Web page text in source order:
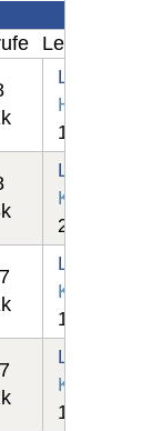
Letzter
Letzter
Helmut-G
17 Dez
Letzter
Kammo
25 Jun
Letzter
Kammo
10 Mai
Letzter
Kammo
10 Mai